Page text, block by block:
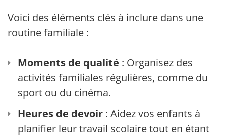
Voici des éléments clés à inclure dans une
routine familiale :
Moments de qualité : Organisez des
activités familiales régulières, comme du
sport ou du cinéma.
Heures de devoir : Aidez vos enfants à
planifier leur travail scolaire tout en étant